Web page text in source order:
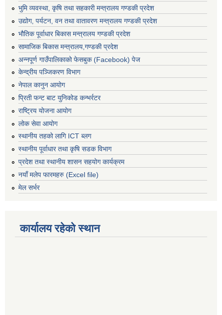
भुमि व्यवस्था, कृषि तथा सहकारी मन्त्रालय गण्डकी प्रदेश
उद्योग, पर्यटन, वन तथा वातावरण मन्त्रालय गण्डकी प्रदेश
भौतिक पूर्वाधार बिकास मन्त्रालय गण्डकी प्रदेश
सामाजिक बिकास मन्त्रालय,गण्डकी प्रदेश
अन्नपूर्ण गाउँपालिकाको फेसबुक (Facebook) पेज
केन्द्रीय पञ्जिकरण विभाग
नेपाल कानुन आयोग
प्रिती फन्ट बाट युनिकोड कन्भर्रटर
राष्ट्रिय योजना आयोग
लोक सेवा आयोग
स्थानीय तहको लागि ICT ब्लग
स्थानीय पूर्वाधार तथा कृषि सडक विभाग
प्रदेश तथा स्थानीय शासन सहयोग कार्यक्रम
नयाँ मलेप फारमहरु (Excel file)
मेल सर्भर
कार्यालय रहेको स्थान